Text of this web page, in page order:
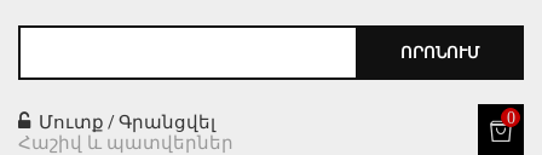
ՈՐՈՆՈՒՄ
Մուտք /Գրանցվել
Հաշիվ և պատվերներ
0